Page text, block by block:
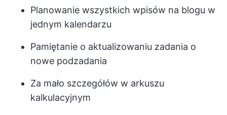
Planowanie wszystkich wpisów na blogu w
jednym kalendarzu
Pamiętanie o aktualizowaniu zadania o
nowe podzadania
Za mało szczegółów w arkuszu
kalkulacyjnym